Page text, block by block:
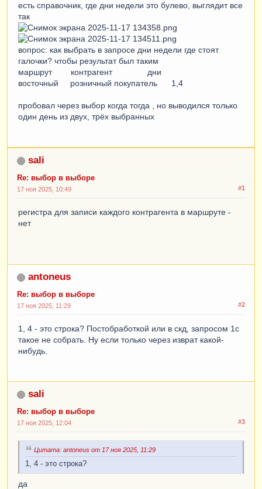
есть справочник, где дни недели это булево, выглядит все
так
вопрос: как выбрать в запросе дни недели где стоят
галочки? чтобы результат был таким
маршрут контрагент дни
восточный розничный покупатель 1,4
пробовал через выбор когда тогда , но выводился только
один день из двух, трёх выбранных
sali
Re: выбор в выборе
#1
17 ноя 2025, 10:49
регистра для записи каждого контрагента в маршруте -
нет
antoneus
Re: выбор в выборе
#2
17 ноя 2025, 11:29
1, 4 - это строка? Постобработкой или в скд, запросом 1с
такое не собрать. Ну если только через изврат какой-
нибудь.
sali
Re: выбор в выборе
#3
17 ноя 2025, 12:04
Цитата: antoneus от 17 ноя 2025, 11:29
1, 4 - это строка?
да